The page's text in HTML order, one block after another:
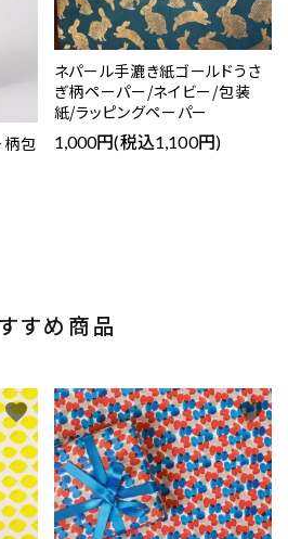
柄包
ネパール手漉き紙ゴールドうさ
ぎ柄ペーパー/ネイビー/包装
紙/ラッピングペーパー
1,000円(税込1,100円)
すめ商品
favorite favorite